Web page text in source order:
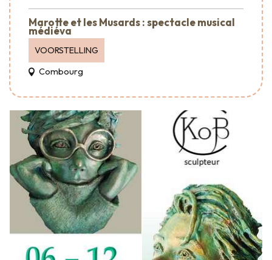
Marotte et les Musards : spectacle musical
médiéva
VOORSTELLING
Combourg